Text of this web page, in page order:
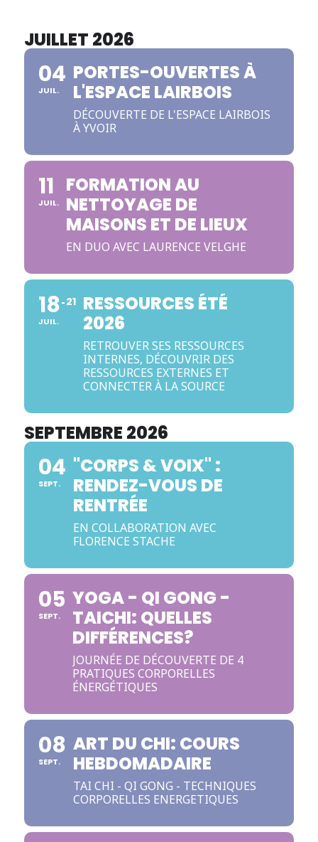
JUILLET 2026
04
JUIL.
PORTES-OUVERTES À
L'ESPACE LAIRBOIS
DÉCOUVERTE DE L'ESPACE LAIRBOIS
À YVOIR
11
JUIL.
FORMATION AU
NETTOYAGE DE
MAISONS ET DE LIEUX
EN DUO AVEC LAURENCE VELGHE
18
JUIL.
21 RESSOURCES ÉTÉ
2026
RETROUVER SES RESSOURCES
INTERNES, DÉCOUVRIR DES
RESSOURCES EXTERNES ET
CONNECTER À LA SOURCE
SEPTEMBRE 2026
04
SEPT.
"CORPS & VOIX" :
RENDEZ-VOUS DE
RENTRÉE
EN COLLABORATION AVEC
FLORENCE STACHE
05
SEPT.
YOGA - QI GONG -
TAICHI: QUELLES
DIFFÉRENCES?
JOURNÉE DE DÉCOUVERTE DE 4
PRATIQUES CORPORELLES
ÉNERGÉTIQUES
08
SEPT.
ART DU CHI: COURS
HEBDOMADAIRE
TAI CHI - QI GONG - TECHNIQUES
CORPORELLES ENERGETIQUES